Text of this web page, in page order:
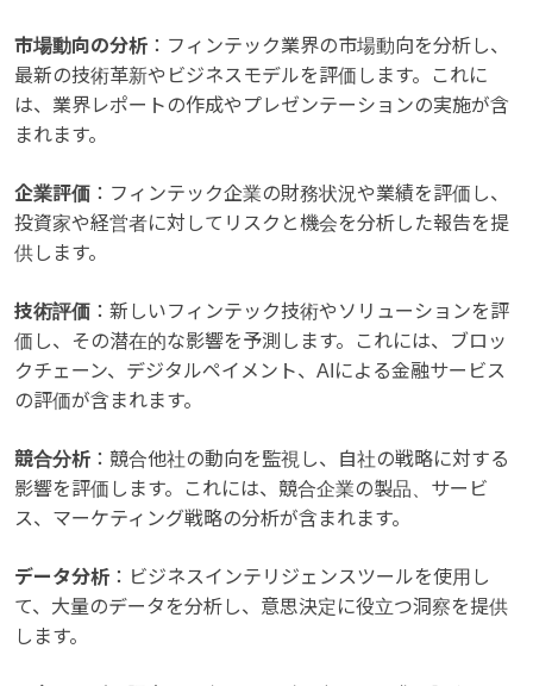
市場動向の分析 ：フィンテック業界の市場動向を分析し、
最新の技術革新やビジネスモデルを評価します。これに
は、業界レポートの作成やプレゼンテーションの実施が含
まれます。
企業評価 ：フィンテック企業の財務状況や業績を評価し、
投資家や経営者に対してリスクと機会を分析した報告を提
供します。
技術評価 ：新しいフィンテック技術やソリューションを評
価し、その潜在的な影響を予測します。これには、ブロッ
クチェーン、デジタルペイメント、AIによる金融サービス
の評価が含まれます。
競合分析 ：競合他社の動向を監視し、自社の戦略に対する
影響を評価します。これには、競合企業の製品、サービ
ス、マーケティング戦略の分析が含まれます。
データ分析 ：ビジネスインテリジェンスツールを使用し
て、大量のデータを分析し、意思決定に役立つ洞察を提供
します。